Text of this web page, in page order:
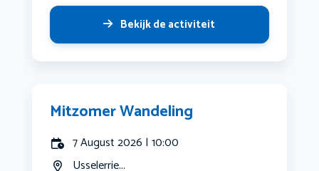
Bekijk de activiteit
Mitzomer Wandeling
7 August 2026 | 10:00
Usselerrie...